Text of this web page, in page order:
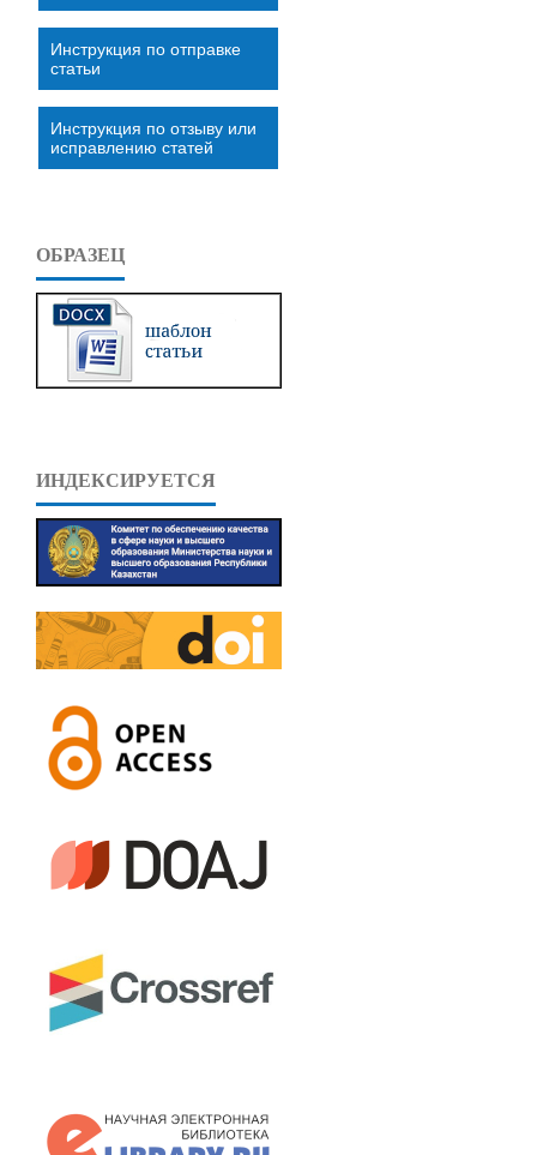
Инструкция по отправке
статьи
Инструкция по отзыву или
исправлению статей
ОБРАЗЕЦ
ИНДЕКСИРУЕТСЯ